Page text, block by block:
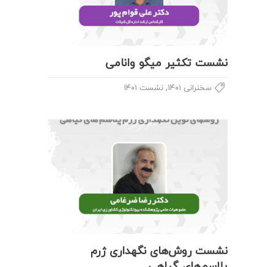
نشست تکثیر میگو وانامی
سخنرانی ۱۴۰۱ , نشست ۱۴۰۱
نشست روش‌های نگهداری ژرم